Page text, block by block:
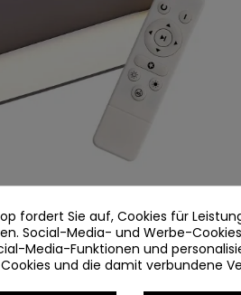
fordert Sie auf, Cookies für
Social-Media- und Werbe-
Media-Funktionen und
Cookies und die damit verbundene